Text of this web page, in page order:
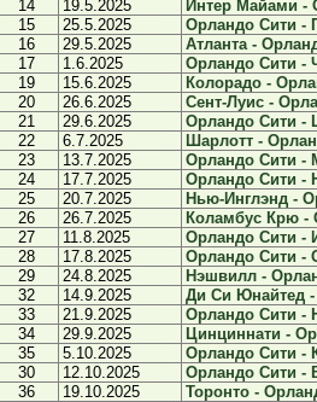
14
19.5.2025
Интер Майами -
15
25.5.2025
Орландо Сити -
16
29.5.2025
Атланта -
17
1.6.2025
Орландо Сити -
19
15.6.2025
Колорадо -
20
26.6.2025
Сент-Луис -
21
29.6.2025
Орландо Сити -
22
6.7.2025
Шарлотт -
23
13.7.2025
Орландо Сити -
24
17.7.2025
Орландо Сити -
25
20.7.2025
Нью-Инглэнд -
26
26.7.2025
Коламбус Крю -
27
11.8.2025
Орландо Сити -
28
17.8.2025
Орландо Сити -
29
24.8.2025
Нэшвилл -
32
14.9.2025
Ди Си Юнайтед
33
21.9.2025
Орландо Сити -
34
29.9.2025
Цинциннати -
35
5.10.2025
Орландо Сити -
30
12.10.2025
Орландо Сити -
36
19.10.2025 Торонто -